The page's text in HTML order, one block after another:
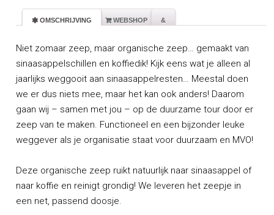
 OMSCHRIJVING  WEBSHOP &
Niet zomaar zeep, maar organische zeep… gemaakt van
sinaasappelschillen en koffiedik! Kijk eens wat je alleen al
jaarlijks weggooit aan sinaasappelresten… Meestal doen
we er dus niets mee, maar het kan ook anders! Daarom
gaan wij – samen met jou – op de duurzame tour door er
zeep van te maken. Functioneel en een bijzonder leuke
weggever als je organisatie staat voor duurzaam en MVO!
Deze organische zeep ruikt natuurlijk naar sinaasappel of
naar koffie en reinigt grondig! We leveren het zeepje in
een net, passend doosje.